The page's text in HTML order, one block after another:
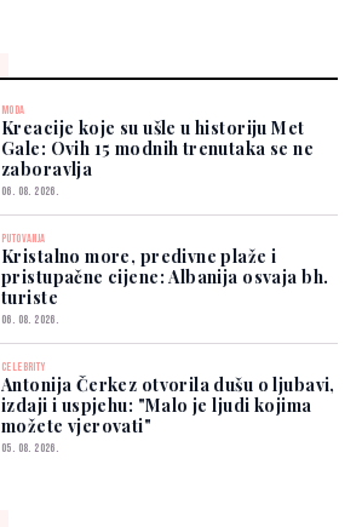
MODA
Kreacije koje su ušle u historiju Met
Gale: Ovih 15 modnih trenutaka se ne
zaboravlja
06. 08. 2026.
PUTOVANJA
Kristalno more, predivne plaže i
pristupačne cijene: Albanija osvaja bh.
turiste
06. 08. 2026.
CELEBRITY
Antonija Čerkez otvorila dušu o ljubavi,
izdaji i uspjehu: "Malo je ljudi kojima
možete vjerovati"
05. 08. 2026.